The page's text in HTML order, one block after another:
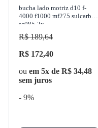
bucha lado motriz d10 f-
4000 f1000 mf275 sulcarbon
sc085-2x
R$ 189,64
R$ 172,40
ou em 5x de R$ 34,48
sem juros
- 9%